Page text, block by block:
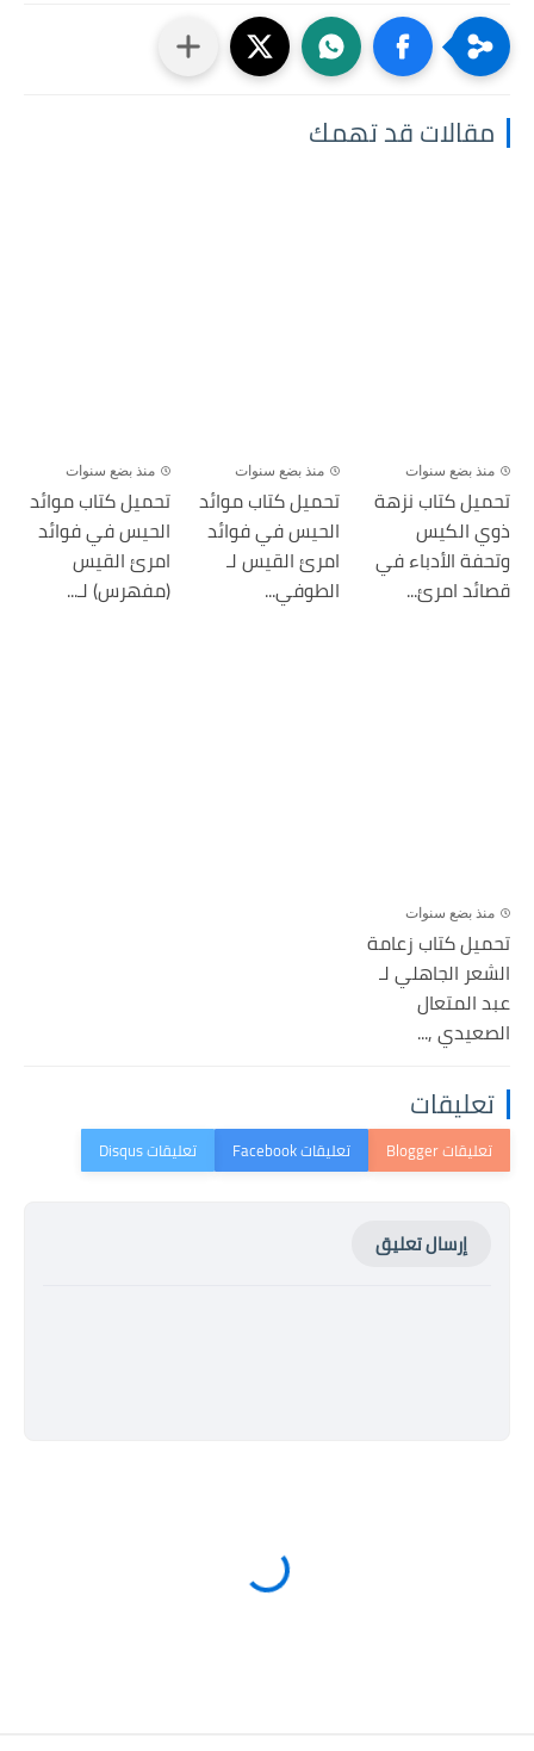
مقالات قد تهمك
منذ بضع سنوات
تحميل كتاب نزهة
ذوي الكيس
وتحفة الأدباء في
قصائد امرئ...
منذ بضع سنوات
تحميل كتاب موائد
الحيس في فوائد
امرئ القيس لـ
الطوفي...
منذ بضع سنوات
تحميل كتاب موائد
الحيس في فوائد
امرئ القيس
(مفهرس) لـ...
منذ بضع سنوات
تحميل كتاب زعامة
الشعر الجاهلي لـ
عبد المتعال
الصعيدي ,...
تعليقات
إرسال تعليق